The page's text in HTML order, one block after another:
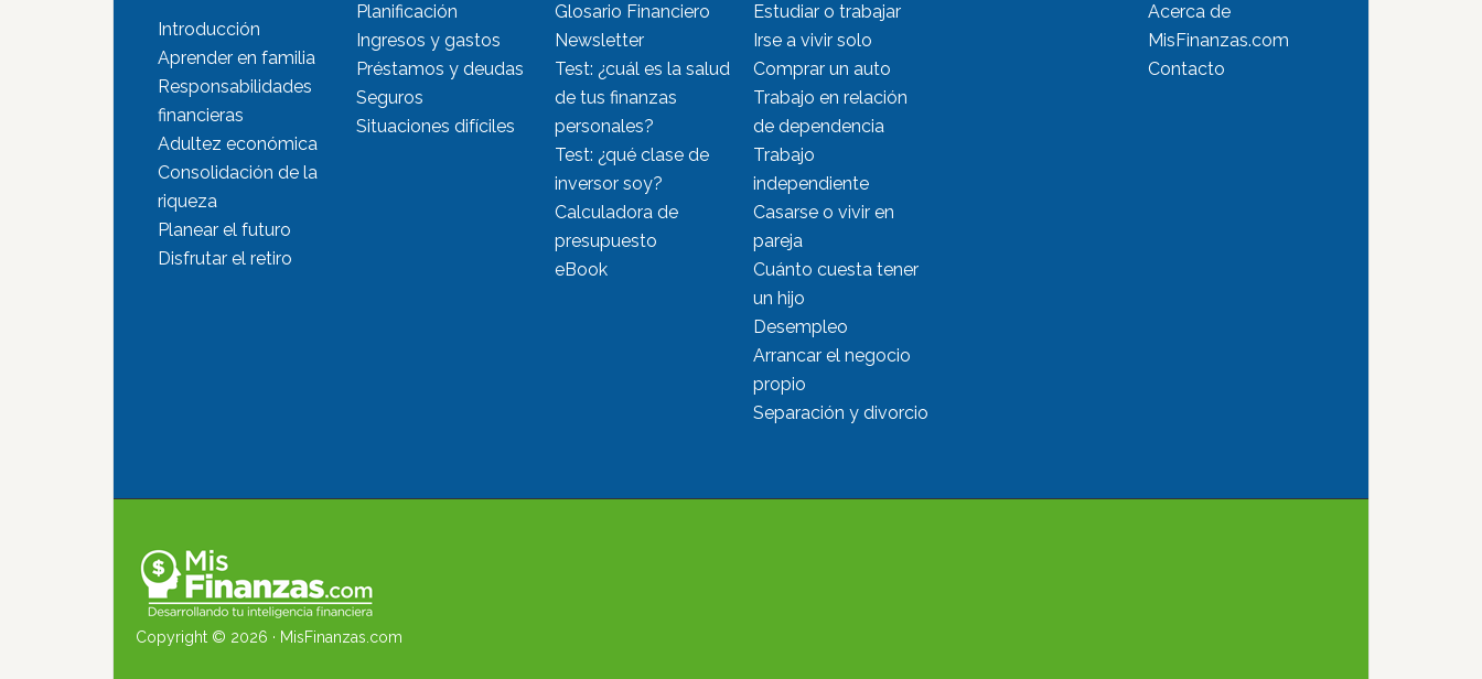
Introducción
Aprender en familia
Responsabilidades
financieras
Adultez económica
Consolidación de la
riqueza
Planear el futuro
Disfrutar el retiro
Planificación
Ingresos y gastos
Préstamos y deudas
Seguros
Situaciones difíciles
Glosario Financiero
Newsletter
Test: ¿cuál es la salud
de tus finanzas
personales?
Test: ¿qué clase de
inversor soy?
Calculadora de
presupuesto
eBook
Estudiar o trabajar
Irse a vivir solo
Comprar un auto
Trabajo en relación
de dependencia
Trabajo
independiente
Casarse o vivir en
pareja
Cuánto cuesta tener
un hijo
Desempleo
Arrancar el negocio
propio
Separación y divorcio
Acerca de
MisFinanzas.com
Contacto
Copyright © 2026 · MisFinanzas.com